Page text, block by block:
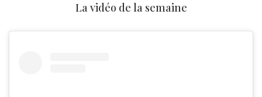
La vidéo de la semaine